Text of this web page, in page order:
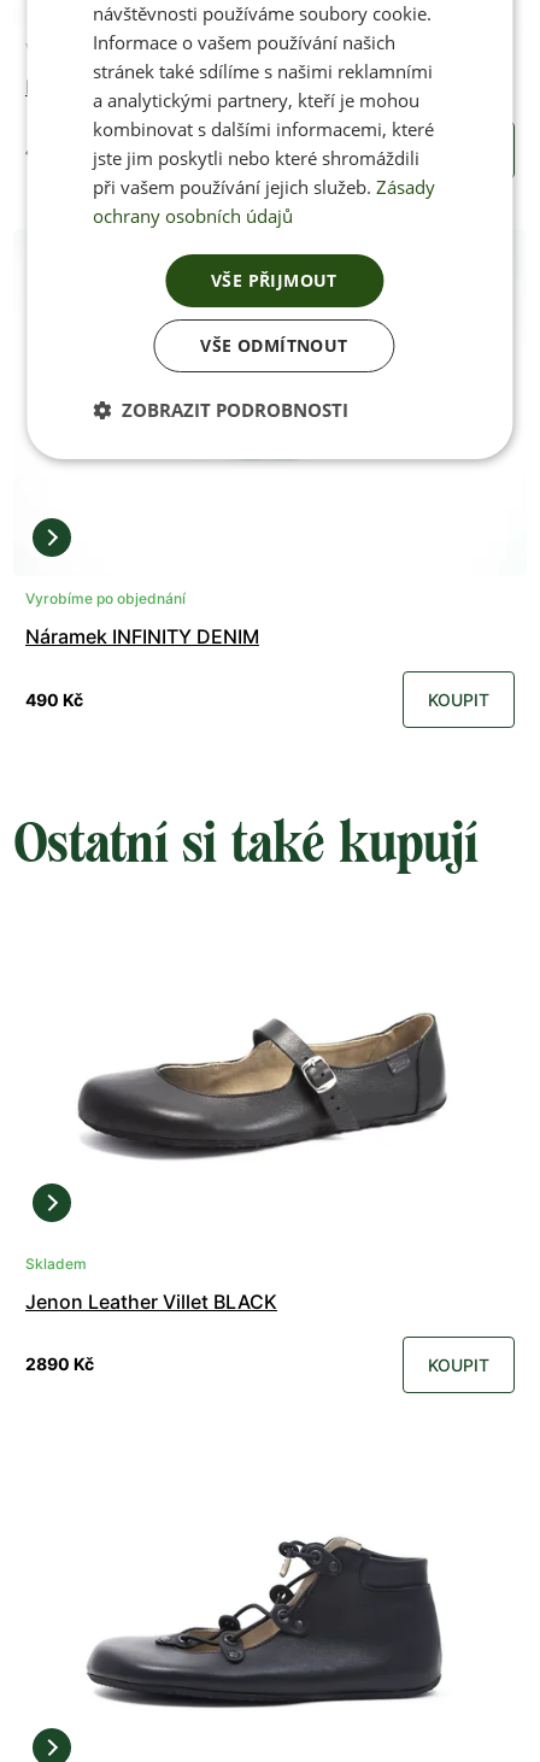
Vyrobíme po objednání
Náramek INFINITY BROWN
490 Kč
Vyrobíme po objednání
Náramek INFINITY DENIM
490 Kč KOUPIT
Ostatní si také kupují
Skladem
Jenon Leather Villet BLACK
2890 Kč KOUPIT
návštěvnosti používáme soubory cookie.
Informace o vašem používání našich
stránek také sdílíme s našimi reklamními
a analytickými partnery, kteří je mohou
kombinovat s dalšími informacemi, které
jste jim poskytli nebo které shromáždili
při vašem používání jejich služeb. Zásady
ochrany osobních údajů
VŠE PŘIJMOUT
VŠE ODMÍTNOUT
ZOBRAZIT PODROBNOSTI